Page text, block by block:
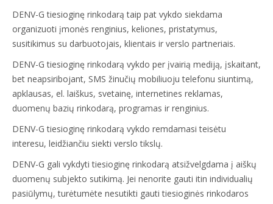
DENV-G tiesioginę rinkodarą taip pat vykdo siekdama
organizuoti įmonės renginius, keliones, pristatymus,
susitikimus su darbuotojais, klientais ir verslo partneriais.
DENV-G tiesioginę rinkodarą vykdo per įvairią mediją, įskaitant,
bet neapsiribojant, SMS žinučių mobiliuoju telefonu siuntimą,
apklausas, el. laiškus, svetainę, internetines reklamas,
duomenų bazių rinkodarą, programas ir renginius.
DENV-G tiesioginę rinkodarą vykdo remdamasi teisėtu
interesu, leidžiančiu siekti verslo tikslų.
DENV-G gali vykdyti tiesioginę rinkodarą atsižvelgdama į aiškų
duomenų subjekto sutikimą. Jei nenorite gauti itin individualių
pasiūlymų, turėtumėte nesutikti gauti tiesioginės rinkodaros